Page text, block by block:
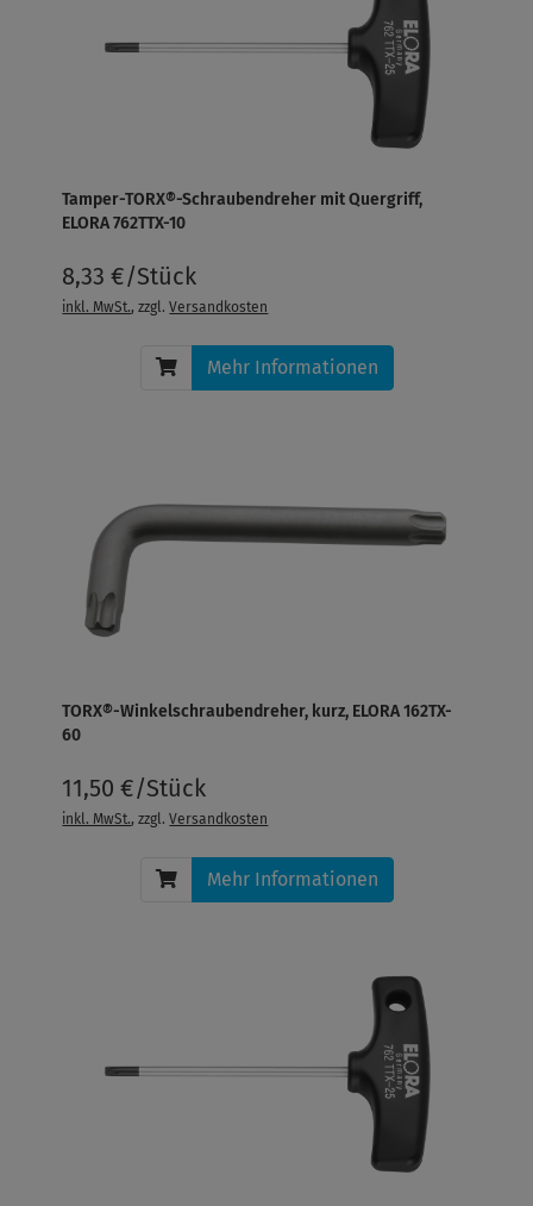
Tamper-TORX®-Schraubendreher mit Quergriff,
ELORA 762TTX-10
8,33 €/Stück
inkl. MwSt., zzgl.Versandkosten
Mehr Informationen
TORX®-Winkelschraubendreher, kurz, ELORA 162TX-
60
11,50 €/Stück
inkl. MwSt., zzgl.Versandkosten
Mehr Informationen